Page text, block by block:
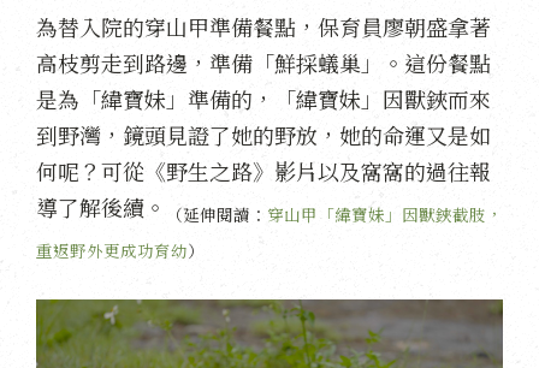
為替入院的穿山甲準備餐點，保育員廖朝盛拿著
高枝剪走到路邊，準備「鮮採蟻巢」。這份餐點
是為「緯寶妹」準備的，「緯寶妹」因獸鋏而來
到野灣，鏡頭見證了她的野放，她的命運又是如
何呢？可從《野生之路》影片以及窩窩的過往報
導了解後續。
（延伸閱讀： 穿山甲「緯寶妹」因獸鋏截肢，
重返野外更成功育幼）